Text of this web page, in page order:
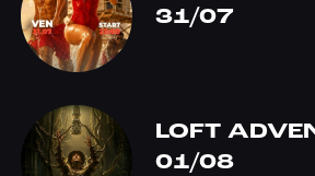
31/07
LOFT
01/08